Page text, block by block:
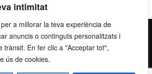
intimitat
a millorar la teva experiència de
anuncis o continguts personalitzats i
trànsit. En fer clic a "Acceptar tot",
ús de cookies.
| Política de privacitat|Donar-
878 80 78 | Ctra. Manresa a Berga km
Sant Fruitós de Bages